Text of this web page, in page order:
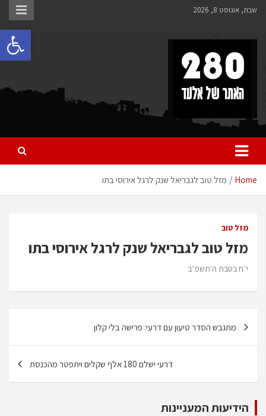
Skipשבת, אוגוסט 8, 2026
280 – חדשות אלעד
כל מה שחדש ומעניין באלעד
Home מזל טוב לגבריאל שנק לרגל אירוסי בתו
מזל טוב
מזל טוב לגבריאל שנק לרגל אירוסי בתו
י״ח בטבת ה׳תשפ״ב
מתגבש הסדר טיעון עם דרעי: פרישה בלי קלון
דרעי ישלם 180 אלף שקלים ויתפטר מהכנסת
הידיעות המעניינות